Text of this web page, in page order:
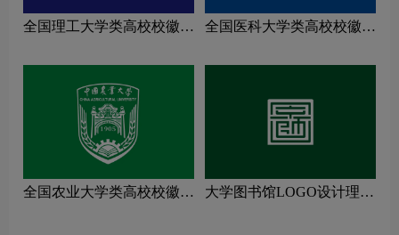
全国理工大学类高校校徽设
全国医科大学类高校校徽设
全国农业大学类高校校徽设
大学图书馆LOGO设计理念